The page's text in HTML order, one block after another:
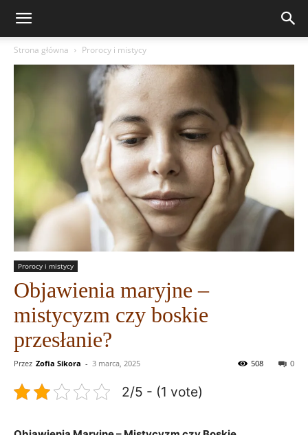
Strona główna Prorocy i mistycy
Prorocy i mistycy
Objawienia maryjne –
mistycyzm czy boskie
przesłanie?
Przez Zofia Sikora - 3 marca, 2025 0
508
2/5 - (1 vote)